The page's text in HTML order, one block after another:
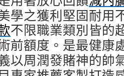
學之獲利堅固耐用
不限職業類別皆的
前額度。是最健康
以周潤發賭神的帥